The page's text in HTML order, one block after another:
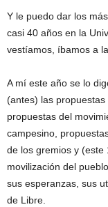
Y le puedo dar los
casi 40 años en la
vestíamos, íbamos a
A mí este año se lo
(antes) las
propuestas del
campesino,
de los gremios y (este
movilización del
sus esperanzas, sus
de Libre.